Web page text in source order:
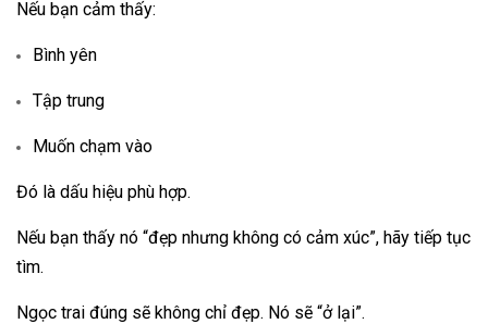
Nếu bạn cảm thấy:
Bình yên
Tập trung
Muốn chạm vào
Đó là dấu hiệu phù hợp.
Nếu bạn thấy nó “đẹp nhưng không có cảm xúc”, hãy tiếp tục
tìm.
Ngọc trai đúng sẽ không chỉ đẹp. Nó sẽ “ở lại”.